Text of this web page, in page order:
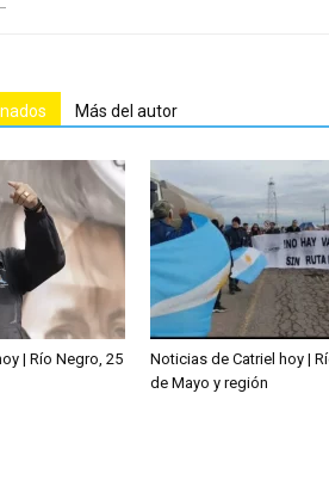
Más del autor
| Río Negro, 25
Noticias de Catriel hoy |
de Mayo y región